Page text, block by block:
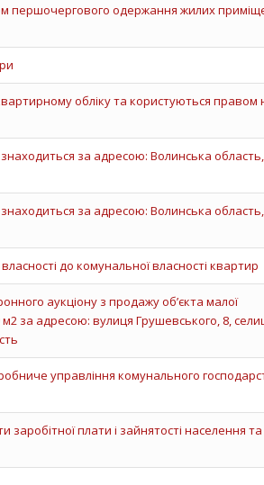
першочергового одержання жилих
обліку та користуються правом
за адресою: Волинська
за адресою: Волинська
до комунальної власності квартир
аукціону з продажу об’єкта малої
за адресою: вулиця Грушевського, 8,
управління комунального
заробітної плати і зайнятості населення та